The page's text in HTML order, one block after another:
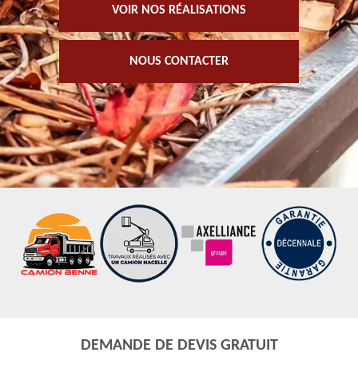
VOIR NOS RÉALISATIONS
NOUS CONTACTER
DEMANDE DE DEVIS GRATUIT